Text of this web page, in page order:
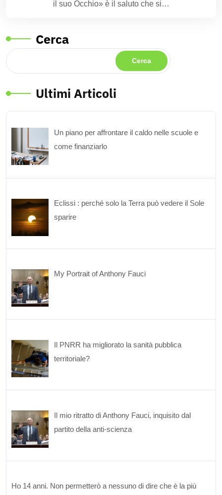
il suo Occhio» è il saluto che si…
Cerca
Cerca
Ultimi Articoli
Un piano per affrontare il caldo nelle scuole e
come finanziarlo
Eclissi : perché solo la Terra può vedere il Sole
sparire
My Portrait of Anthony Fauci
Il PNRR ha migliorato la sanità pubblica
territoriale?
Il mio ritratto di Anthony Fauci, inquisito dal
partito della anti-scienza
Ho 14 anni. Non permetterò a nessuno di dire che è la più